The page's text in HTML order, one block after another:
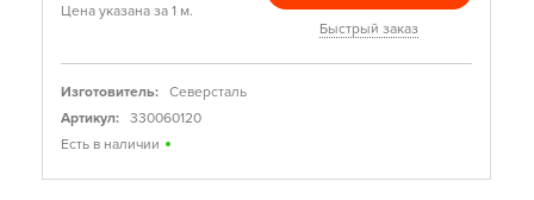
Цена указана за 1 м.
Быстрый заказ
Изготовитель:
Северсталь
Артикул:
330060120
Есть в наличии